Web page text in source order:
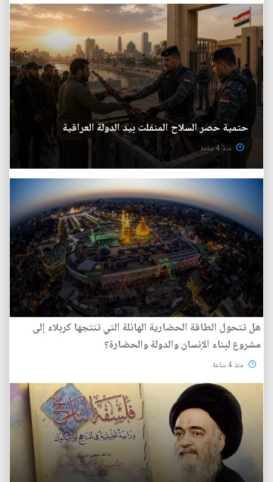
حتمية حصر السلاح المنفلت بيد الدولة العراقية
منذ 4 ساعة
هل تتحول الطاقة الحضارية الهائلة التي تنتجها كربلاء إلى
مشروع لبناء الإنسان والدولة والحضارة؟
منذ 4 ساعة